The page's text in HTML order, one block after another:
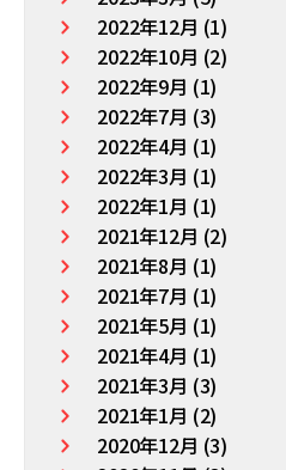
2022年12月 (1)
2022年10月 (2)
2022年9月 (1)
2022年7月 (3)
2022年4月 (1)
2022年3月 (1)
2022年1月 (1)
2021年12月 (2)
2021年8月 (1)
2021年7月 (1)
2021年5月 (1)
2021年4月 (1)
2021年3月 (3)
2021年1月 (2)
2020年12月 (3)